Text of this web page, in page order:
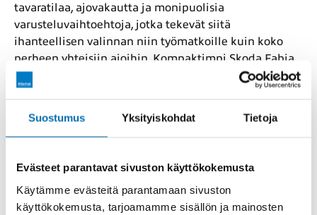
Suostumus Yksityiskohdat Tietoja
Evästeet parantavat sivuston käyttökokemusta
Käytämme evästeitä parantamaan sivuston
käyttökokemusta, tarjoamamme sisällön ja mainosten
tavaratilaa, ajovakautta ja monipuolisia
varusteluvaihtoehtoja, jotka tekevät siitä
ihanteellisen valinnan niin työmatkoille kuin koko
perheen yhteisiin ajoihin. Kompaktimpi Skoda Fabia
on helppo hallita kaupungissa ja sen taloudellinen
kulutus tekee siitä erinomaisen valinnan lyhyille
uudelle tasolle tarjoamalla ylellistä tilaa, erinomaista
Katumaasturit, jotka tekevät